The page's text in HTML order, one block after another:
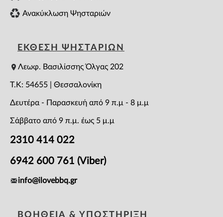
Ανακύκλωση Ψησταριών
ΕΚΘΕΣΗ ΨΗΣΤΑΡΙΩΝ
Λεωφ. Βασιλίσσης Όλγας 202
T.K: 54655 | Θεσσαλονίκη
Δευτέρα - Παρασκευή από 9 π.μ - 8 μ.μ
Σάββατο από 9 π.μ. έως 5 μ.μ
2310 414 022
6942 600 761 (Viber)
info@ilovebbq.gr
ΒΟΗΘΕΙΑ & ΥΠΟΣΤΗΡΙΞΗ